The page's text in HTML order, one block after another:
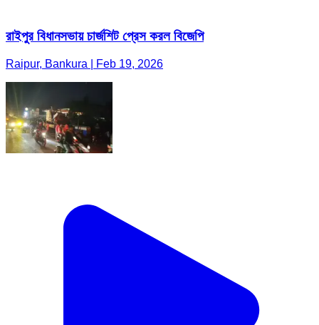
রাইপুর বিধানসভায় চার্জশিট প্রেস করল বিজেপি
Raipur, Bankura | Feb 19, 2026